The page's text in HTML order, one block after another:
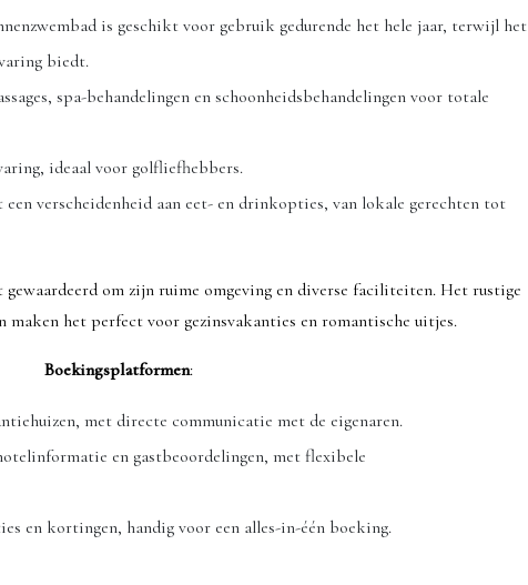
is geschikt voor gebruik gedurende het hele jaar, terwijl het
biedt.
spa-behandelingen en schoonheidsbehandelingen voor totale
ideaal voor golfliefhebbers.
een verscheidenheid aan eet- en drinkopties, van lokale gerechten tot
om zijn ruime omgeving en diverse faciliteiten. Het rustige
maken het perfect voor gezinsvakanties en romantische uitjes.
Boekingsplatformen:
met directe communicatie met de eigenaren.
en gastbeoordelingen, met flexibele
en kortingen, handig voor een alles-in-één boeking.